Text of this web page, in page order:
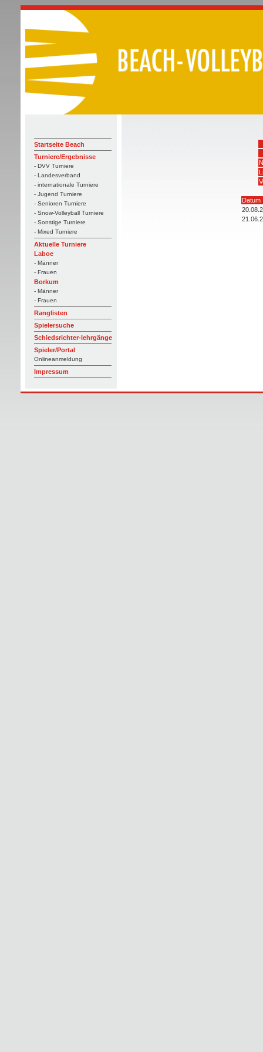
Startseite Beach
Turniere/Ergebnisse
- DVV Turniere
- Landesverband
- internationale Turniere
- Jugend Turniere
- Senioren Turniere
- Snow-Volleyball Turniere
- Sonstige Turniere
- Mixed Turniere
Aktuelle Turniere
Laboe
- Männer
- Frauen
Borkum
- Männer
- Frauen
Ranglisten
Spielersuche
Schiedsrichter-lehrgänge
Spieler/Portal
Onlineanmeldung
Impressum
Datum